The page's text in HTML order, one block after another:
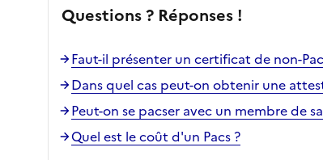
Questions ? Réponses !
Faut-il présenter un certificat de non-
Dans quel cas peut-on obtenir une
Peut-on se pacser avec un membre de
Quel est le coût d'un Pacs ?